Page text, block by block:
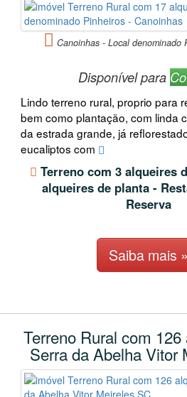
Canoinhas - Local denominado
Disponível para
Lindo terreno rural, proprio para
bem como plantação, com linda
da estrada grande, já
eucaliptos com
Terreno com 3 alqueires
alqueires de planta -
Reserva
Saiba mais »
Terreno Rural com
Serra da Abelha Vitor